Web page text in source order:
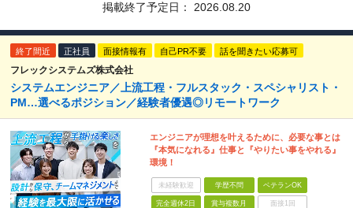
掲載終了予定日： 2026.08.20
終了間近 正社員 面接情報有 自己PR不要 話を聞きたい応募可
フレックシステムズ株式会社
システムエンジニア／上流工程・フルスタック・スペシャリスト・
PM…選べるポジション／経験者優遇◎リモートワーク
エンジニアが理想を叶えるために、必要な事とは
『本気になれる』仕事と『やりたい事をやれる』
環境！
未経験歓迎 学歴不問 ベテランOK
完全週休2日 賞与複数月 面接1回